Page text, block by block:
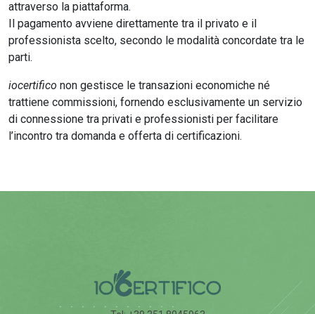
attraverso la piattaforma.
Il pagamento avviene direttamente tra il privato e il
professionista scelto, secondo le modalità concordate tra le
parti.
iocertifico non gestisce le transazioni economiche né
trattiene commissioni, fornendo esclusivamente un servizio
di connessione tra privati e professionisti per facilitare
l’incontro tra domanda e offerta di certificazioni.